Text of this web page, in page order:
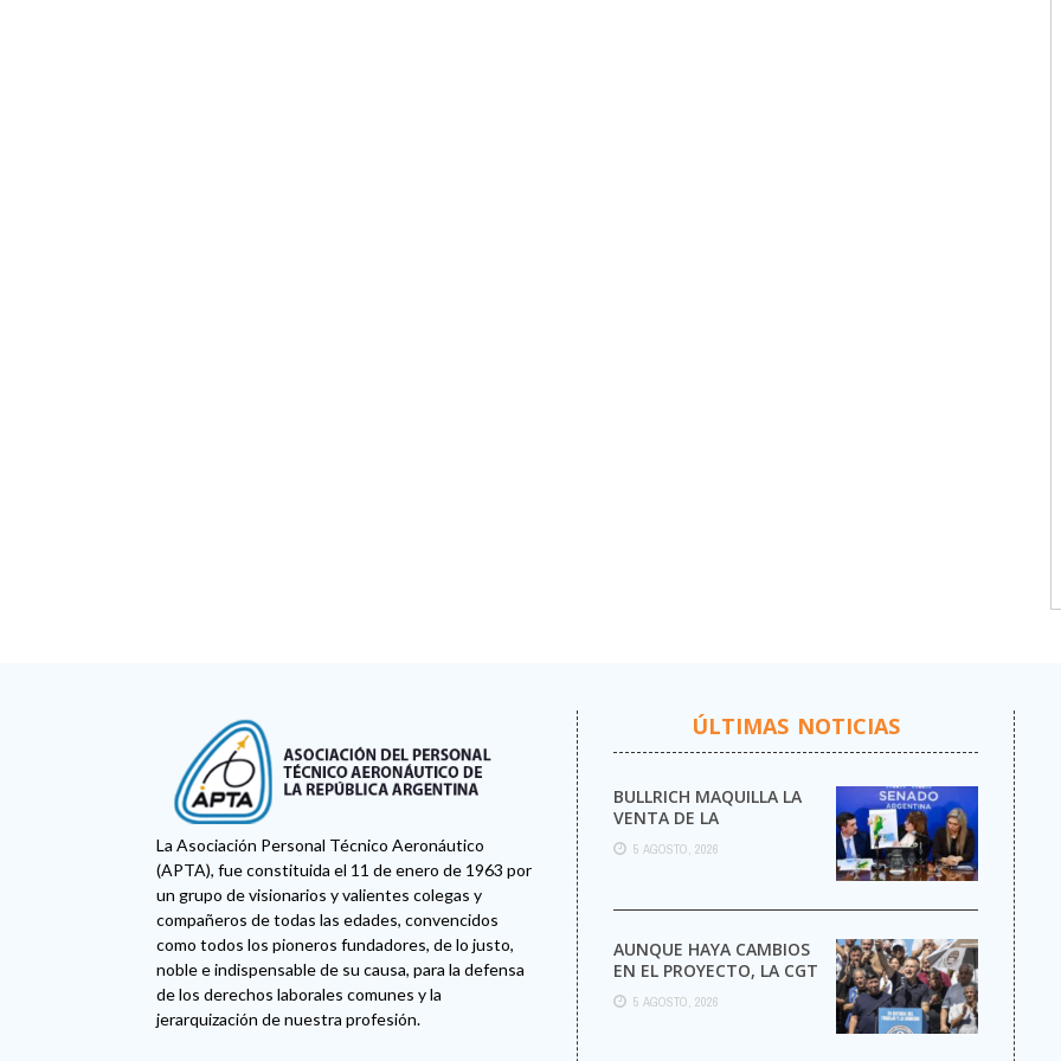
La Asociación Personal Técnico Aeronáutico
(APTA), fue constituida el 11 de enero de 1963 por
un grupo de visionarios y valientes colegas y
compañeros de todas las edades, convencidos
como todos los pioneros fundadores, de lo justo,
noble e indispensable de su causa, para la defensa
de los derechos laborales comunes y la
jerarquización de nuestra profesión.
ÚLTIMAS NOTICIAS
BULLRICH MAQUILLA LA
VENTA DE LA
ARGENTINA
5 AGOSTO, 2026
AUNQUE HAYA CAMBIOS
EN EL PROYECTO, LA CGT
MARCHA AL CONGRESO
CONTRA LA LEY DE ...
5 AGOSTO, 2026